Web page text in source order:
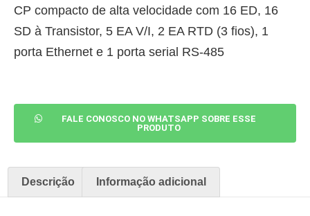
CP compacto de alta velocidade com 16 ED, 16
SD à Transistor, 5 EA V/I, 2 EA RTD (3 fios), 1
porta Ethernet e 1 porta serial RS-485
FALE CONOSCO NO WHATSAPP SOBRE ESSE
PRODUTO
Descrição Informação adicional